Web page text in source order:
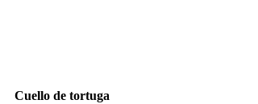
Cuello de tortuga